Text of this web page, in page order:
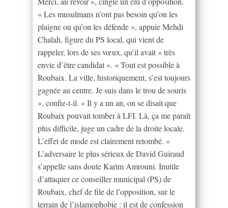
« Les musulmans n’ont pas besoin qu’on les
plaigne ou qu’on les défende », appuie Mehdi
Chalah, figure du PS local, qui vient de
rappeler, lors de ses vœux, qu’il avait « très
envie d’être candidat ». « Tout est possible à
Roubaix. La ville, historiquement, s’est toujours
gagnée au centre. Je suis dans le trou de souris
», confie-t-il. « Il y a un an, on se disait que
Roubaix pouvait tomber à LFI. Là, ça me paraît
plus difficile, juge un cadre de la droite locale.
L’effet de mode est clairement retombé. »
L’adversaire le plus sérieux de David Guiraud
s’appelle sans doute Karim Amrouni. Inutile
d’attaquer ce conseiller municipal (PS) de
Roubaix, chef de file de l’opposition, sur le
terrain de l’islamophobie : il est de confession